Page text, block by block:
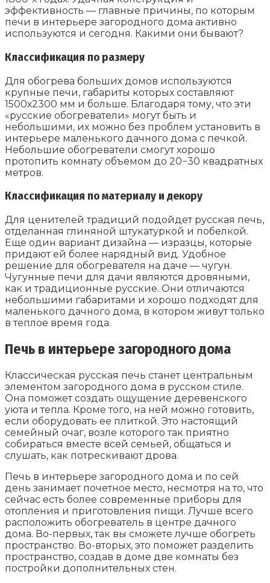
эффективность — главные причины, по которым
печи в интерьере загородного дома активно
используются и сегодня. Какими они бывают?
Классификация по размеру
Для обогрева больших домов используются
крупные печи, габариты которых составляют
1500х2300 мм и больше. Благодаря тому, что эти
«русские обогреватели» могут быть и
небольшими, их можно без проблем установить в
интерьере маленького дачного дома с печкой.
Небольшие обогреватели смогут хорошо
протопить комнату объемом до 20−30 квадратных
метров.
Классификация по материалу и декору
Для ценителей традиций подойдет русская печь,
отделанная глиняной штукатуркой и побелкой.
Еще один вариант дизайна — изразцы, которые
придают ей более нарядный вид. Удобное
решение для обогревателя на даче — чугун.
Чугунные печи для дачи являются дровяными,
как и традиционные русские. Они отличаются
небольшими габаритами и хорошо подходят для
маленького дачного дома, в котором живут только
в теплое время года.
Печь в интерьере загородного дома
Классическая русская печь станет центральным
элементом загородного дома в русском стиле.
Она поможет создать ощущение деревенского
уюта и тепла. Кроме того, на ней можно готовить,
если оборудовать ее плиткой. Это настоящий
семейный очаг, возле которого так приятно
собираться вместе всей семьей, общаться и
слушать, как потрескивают дрова.
Печь в интерьере загородного дома и по сей
день занимает почетное место, несмотря на то, что
сейчас есть более современные приборы для
отопления и приготовления пищи. Лучше всего
расположить обогреватель в центре дачного
дома. Во-первых, так вы сможете лучше обогреть
пространство. Во-вторых, это поможет разделить
пространство, создав в доме две комнаты без
постройки дополнительных стен.